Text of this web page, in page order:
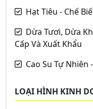
Hạt Tiêu - Chế
Dừa Tươi, Dừa
Cấp Và Xuất Khẩu
Cao Su Tự Nhiên
LOẠI HÌNH KINH